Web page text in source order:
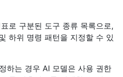
로 구분된 도구 종류 목록으로,
하위 명령 패턴을 지정할 수 있
하는 경우 AI 모델은 사용 권한